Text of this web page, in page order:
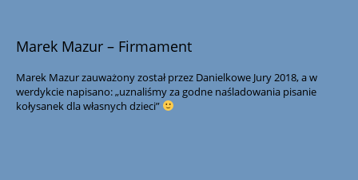
Marek Mazur – Firmament
Marek Mazur zauważony został przez Danielkowe Jury 2018, a w
werdykcie napisano: „uznaliśmy za godne naśladowania pisanie
kołysanek dla własnych dzieci”